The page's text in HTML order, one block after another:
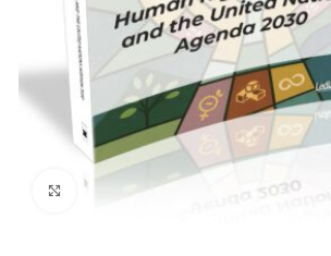
Clicca per ampliare